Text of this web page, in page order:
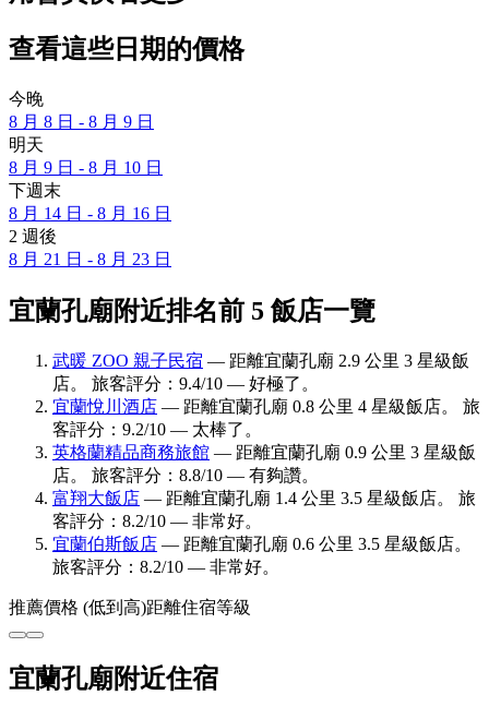
查看這些日期的價格
今晚
8 月 8 日 - 8 月 9 日
明天
8 月 9 日 - 8 月 10 日
下週末
8 月 14 日 - 8 月 16 日
2 週後
8 月 21 日 - 8 月 23 日
宜蘭孔廟附近排名前 5 飯店一覽
武暖 ZOO 親子民宿 — 距離宜蘭孔廟 2.9 公里 3 星級飯
店。 旅客評分：9.4/10 — 好極了。
宜蘭悅川酒店 — 距離宜蘭孔廟 0.8 公里 4 星級飯店。 旅
客評分：9.2/10 — 太棒了。
英格蘭精品商務旅館 — 距離宜蘭孔廟 0.9 公里 3 星級飯
店。 旅客評分：8.8/10 — 有夠讚。
富翔大飯店 — 距離宜蘭孔廟 1.4 公里 3.5 星級飯店。 旅
客評分：8.2/10 — 非常好。
宜蘭伯斯飯店 — 距離宜蘭孔廟 0.6 公里 3.5 星級飯店。
旅客評分：8.2/10 — 非常好。
推薦價格 (低到高)距離住宿等級
宜蘭孔廟附近住宿